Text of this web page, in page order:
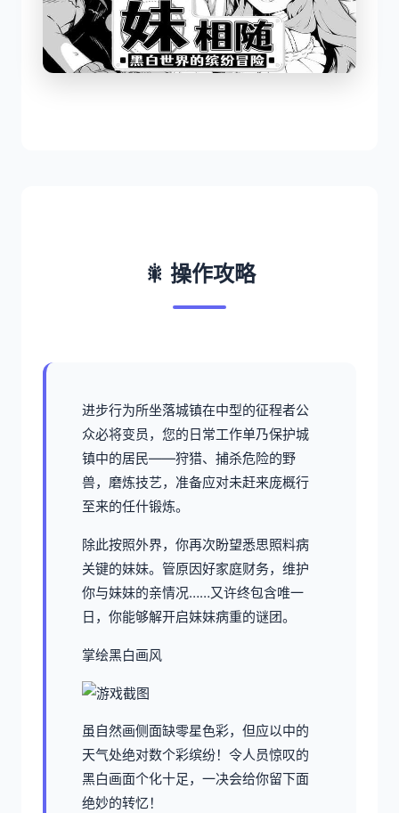
🎇 操作攻略
进步行为所坐落城镇在中型的征程者公
众必将变员，您的日常工作单乃保护城
镇中的居民——狩猎、捕杀危险的野
兽，磨炼技艺，准备应对未赶来庞概行
至来的任什锻炼。
除此按照外界，你再次盼望悉思照料病
关键的妹妹。管原因好家庭财务，维护
你与妹妹的亲情况……又许终包含唯一
日，你能够解开启妹妹病重的谜团。
掌绘黑白画风
虽自然画侧面缺零星色彩，但应以中的
天气处绝对数个彩缤纷！令人员惊叹的
黑白画面个化十足，一决会给你留下面
绝妙的转忆！